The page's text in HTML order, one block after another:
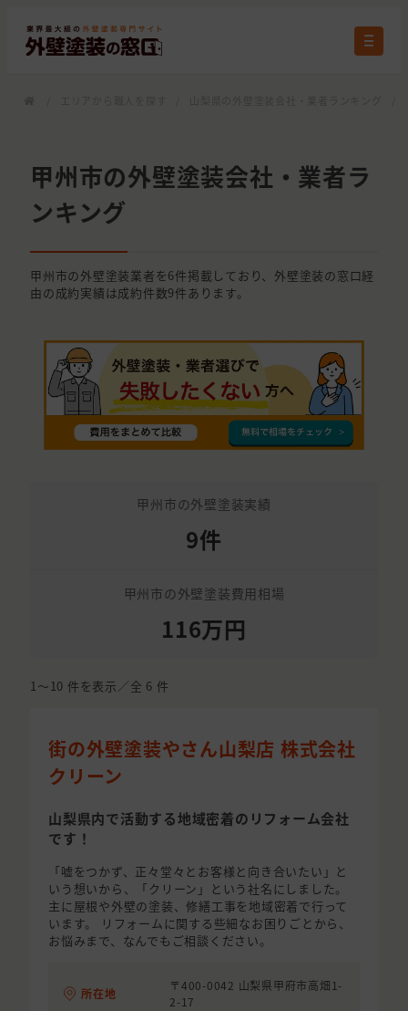
甲州市の外壁塗装会社・業者ラ
ンキング
甲州市の外壁塗装業者を6件掲載しており、外壁塗装の窓口経
由の成約実績は成約件数9件あります。
甲州市の外壁塗装実績
9件
甲州市の外壁塗装費用相場
116万円
1〜10 件を表示／全 6 件
街の外壁塗装やさん山梨店 株式会社
クリーン
山梨県内で活動する地域密着のリフォーム会社
です！
「嘘をつかず、正々堂々とお客様と向き合いたい」と
いう想いから、「クリーン」という社名にしました。
主に屋根や外壁の塗装、修繕工事を地域密着で行って
います。 リフォームに関する些細なお困りごとから、
お悩みまで、なんでもご相談ください。
所在地
〒400-0042 山梨県甲府市高畑1-
2-17